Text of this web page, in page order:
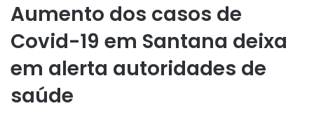
Aumento dos casos de
Covid-19 em Santana deixa
em alerta autoridades de
saúde